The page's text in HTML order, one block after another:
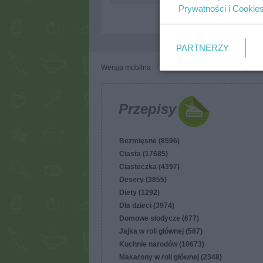
Wersja mobilna
Przepisy
Bezmięsne (8596)
Ciasta (17685)
Ciasteczka (4397)
Desery (3855)
Diety (1292)
Dla dzieci (3974)
Domowe słodycze (677)
Jajka w roli głównej (587)
Kuchnie narodów (10673)
Makarony w roli głównej (2348)
Prywatności i Cookies
PARTNERZY